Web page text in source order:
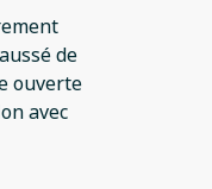
de
ouverte
avec